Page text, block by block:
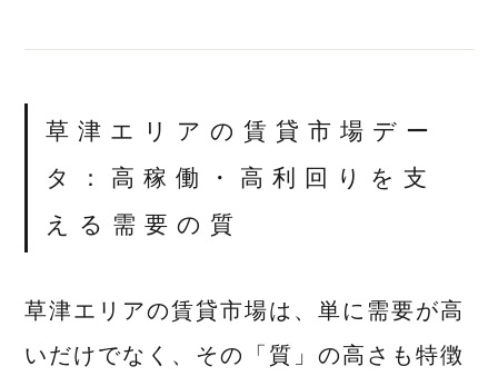
草津エリアの賃貸市場デー
タ：高稼働・高利回りを支
える需要の質
草津エリアの賃貸市場は、単に需要が高
いだけでなく、その「質」の高さも特徴